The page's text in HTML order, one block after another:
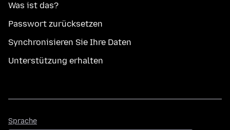
Was ist das?
Passwort zurücksetzen
Synchronisieren Sie Ihre Daten
Unterstützung erhalten
Sprache